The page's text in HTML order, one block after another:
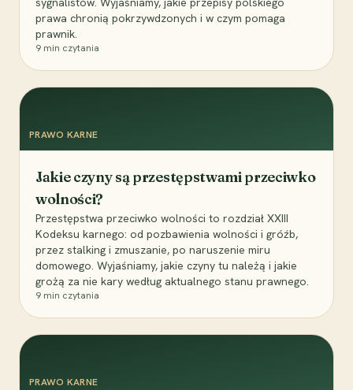
prawa chronią pokrzywdzonych i w czym pomaga
prawnik.
9 min czytania
PRAWO KARNE
Jakie czyny są przestępstwami przeciwko
wolności?
Przestępstwa przeciwko wolności to rozdział XXIII
Kodeksu karnego: od pozbawienia wolności i gróźb,
przez stalking i zmuszanie, po naruszenie miru
domowego. Wyjaśniamy, jakie czyny tu należą i jakie
grożą za nie kary według aktualnego stanu prawnego.
9 min czytania
PRAWO KARNE